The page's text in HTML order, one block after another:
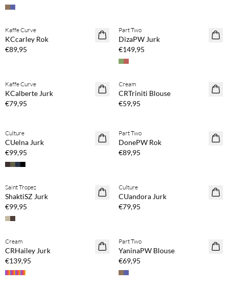
NEWS
Koop min. 2 & bespaar 20%
Kaffe Curve
KCcarley Rok
€89,95
NEWS
Part Two
DizaPW Jurk
€149,95
NEWS
Kaffe Curve
KCalberte Jurk
€79,95
NEWS
Koop min. 2 & bespaar 20%
Cream
CRTriniti Blouse
€59,95
NEWS
Culture
CUelna Jurk
€99,95
NEWS
Part Two
DonePW Rok
€89,95
NEWS
Koop min. 2 & bespaar 20%
Saint Tropez
ShaktiSZ Jurk
€99,95
NEWS
Culture
CUandora Jurk
€79,95
NEWS
Koop min. 2 & bespaar 20%
Cream
CRHailey Jurk
€139,95
NEWS
Part Two
YaninaPW Blouse
€69,95
Koop min. 2 & bespaar 20% Koop min. 2 & bespaar 20%